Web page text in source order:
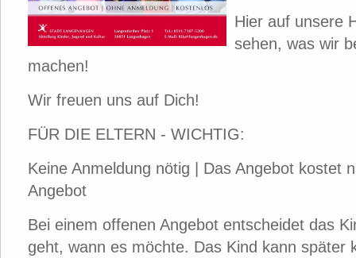
Hier auf unsere
sehen, was wir
machen!
Wir freuen uns auf Dich!
FÜR DIE ELTERN - WICHTIG:
Keine Anmeldung nötig | Das Angebot kostet
Angebot
Bei einem offenen Angebot entscheidet das
geht, wann es möchte. Das Kind kann später